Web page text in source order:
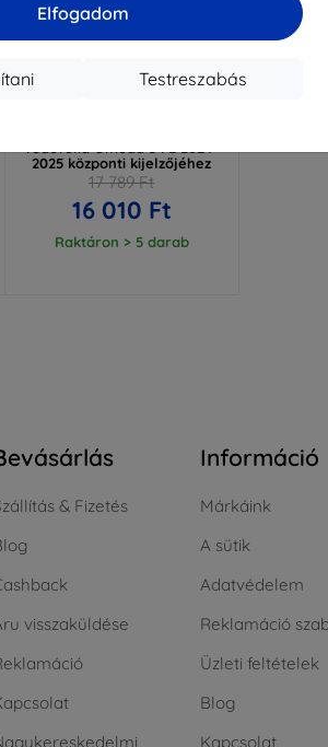
Elfogadom
Testreszabás
Kedvezmény
EXTRA10
2025 központi kijelzőjéhez
17 789 Ft
16 010 Ft
Raktáron > 5 darab
& Fizetés
visszaküldése
Információ
Márkáink
A sütik
Adatvédelem
Reklamáció
Üzleti feltételek
Blog
Kapcsolat